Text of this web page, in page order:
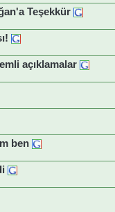
Teşekkür
açıklamalar
ben